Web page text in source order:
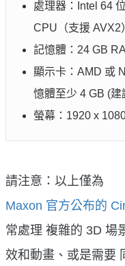
處理器：Intel 64
CPU（支援 AVX2
記憶體：24 GB
顯示卡：AMD 或
憶體至少 4 GB (建
螢幕：1920 x
請注意：以上僅為
Maxon 官方公布的
常處理 複雜的 3D 場
效和動畫、或是需要